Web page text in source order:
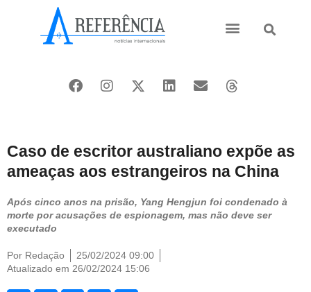
Caso de escritor australiano expõe as
ameaças aos estrangeiros na China
Após cinco anos na prisão, Yang Hengjun foi condenado à
morte por acusações de espionagem, mas não deve ser
executado
Por Redação
25/02/2024 09:00
Atualizado em 26/02/2024 15:06